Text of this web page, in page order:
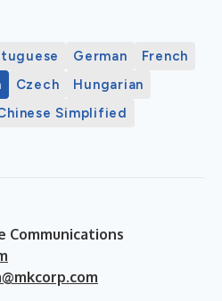
German
French
Czech
Hungarian
Simplified
Communications